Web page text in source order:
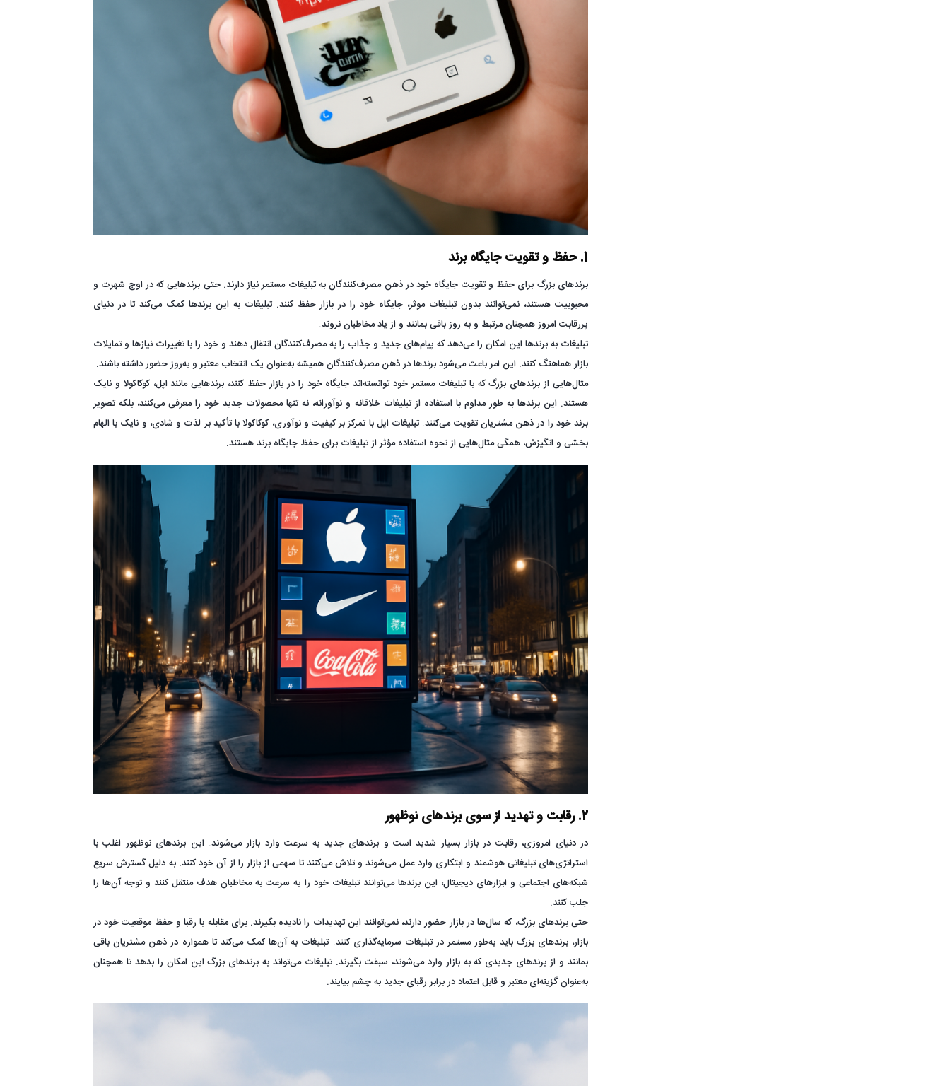
1. حفظ و تقویت جایگاه برند
برندهای بزرگ برای حفظ و تقویت جایگاه خود در ذهن مصرف‌کنندگان به تبلیغات مستمر نیاز دارند. حتی برندهایی که در اوج شهرت و
محبوبیت هستند، نمی‌توانند بدون تبلیغات موثر، جایگاه خود را در بازار حفظ کنند. تبلیغات به این برندها کمک می‌کند تا در دنیای
پررقابت امروز همچنان مرتبط و به روز باقی بمانند و از یاد مخاطبان نروند.
تبلیغات به برندها این امکان را می‌دهد که پیام‌های جدید و جذاب را به مصرف‌کنندگان انتقال دهند و خود را با تغییرات نیازها و تمایلات
بازار هماهنگ کنند. این امر باعث می‌شود برندها در ذهن مصرف‌کنندگان همیشه به‌عنوان یک انتخاب معتبر و به‌روز حضور داشته باشند.
مثال‌هایی از برندهای بزرگ که با تبلیغات مستمر خود توانسته‌اند جایگاه خود را در بازار حفظ کنند، برندهایی مانند اپل، کوکاکولا و نایک
هستند. این برندها به طور مداوم با استفاده از تبلیغات خلاقانه و نوآورانه، نه تنها محصولات جدید خود را معرفی می‌کنند، بلکه تصویر
برند خود را در ذهن مشتریان تقویت می‌کنند. تبلیغات اپل با تمرکز بر کیفیت و نوآوری، کوکاکولا با تأکید بر لذت و شادی، و نایک با الهام
بخشی و انگیزش، همگی مثال‌هایی از نحوه استفاده مؤثر از تبلیغات برای حفظ جایگاه برند هستند.
2. رقابت و تهدید از سوی برندهای نوظهور
در دنیای امروزی، رقابت در بازار بسیار شدید است و برندهای جدید به سرعت وارد بازار می‌شوند. این برندهای نوظهور اغلب با
استراتژی‌های تبلیغاتی هوشمند و ابتکاری وارد عمل می‌شوند و تلاش می‌کنند تا سهمی از بازار را از آن خود کنند. به دلیل گسترش سریع
شبکه‌های اجتماعی و ابزارهای دیجیتال، این برندها می‌توانند تبلیغات خود را به سرعت به مخاطبان هدف منتقل کنند و توجه آن‌ها را
جلب کنند.
حتی برندهای بزرگ، که سال‌ها در بازار حضور دارند، نمی‌توانند این تهدیدات را نادیده بگیرند. برای مقابله با رقبا و حفظ موقعیت خود در
بازار، برندهای بزرگ باید به‌طور مستمر در تبلیغات سرمایه‌گذاری کنند. تبلیغات به آن‌ها کمک می‌کند تا همواره در ذهن مشتریان باقی
بمانند و از برندهای جدیدی که به بازار وارد می‌شوند، سبقت بگیرند. تبلیغات می‌تواند به برندهای بزرگ این امکان را بدهد تا همچنان
به‌عنوان گزینه‌ای معتبر و قابل اعتماد در برابر رقبای جدید به چشم بیایند.